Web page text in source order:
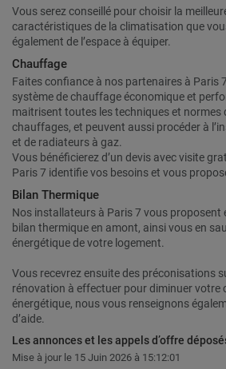
Vous serez conseillé pour choisir la
caractéristiques de la climatisation que
également de l’espace à équiper.
Chauffage
Faites confiance à nos partenaires à Paris
système de chauffage économique et
maitrisent toutes les techniques et normes
chauffages, et peuvent aussi procéder à
et de radiateurs à gaz.
Vous bénéficierez d’un devis avec visite
Paris 7 identifie vos besoins et vous
Bilan Thermique
Nos installateurs à Paris 7 vous proposent
bilan thermique en amont, ainsi vous en
énergétique de votre logement.
Vous recevrez ensuite des préconisations
rénovation à effectuer pour diminuer votre
énergétique, nous vous renseignons
d’aide.
Les annonces et les appels d’offre
Mise à jour le 15 Juin 2026 à 15:12:01